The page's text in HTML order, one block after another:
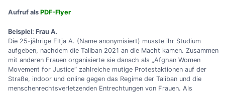
Aufruf als PDF-Flyer
Beispiel: Frau A.
Die 25-jährige Eltja A. (Name anonymisiert) musste ihr Studium
aufgeben, nachdem die Taliban 2021 an die Macht kamen. Zusammen
mit anderen Frauen organisierte sie danach als „Afghan Women
Movement for Justice“ zahlreiche mutige Protestaktionen auf der
Straße, indoor und online gegen das Regime der Taliban und die
menschenrechtsverletzenden Entrechtungen von Frauen. Als